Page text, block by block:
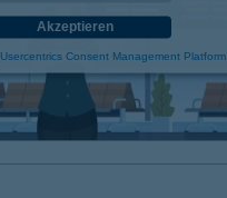
Akzeptieren
Usercentrics Consent Management Platform